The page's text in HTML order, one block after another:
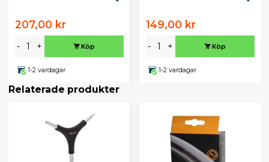
207,00 kr
- + Köp
1-2 vardagar
149,00 kr
- + Köp
1-2 vardagar
Relaterade produkter